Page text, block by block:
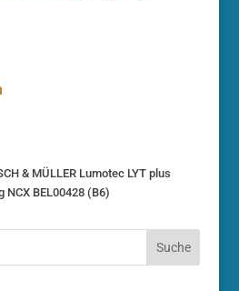
& MÜLLER Lumotec LYT plus
BEL00428 (B6)
Suche